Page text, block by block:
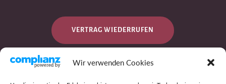
Wir verwenden Cookies
VERTRAG WIEDERRUFEN